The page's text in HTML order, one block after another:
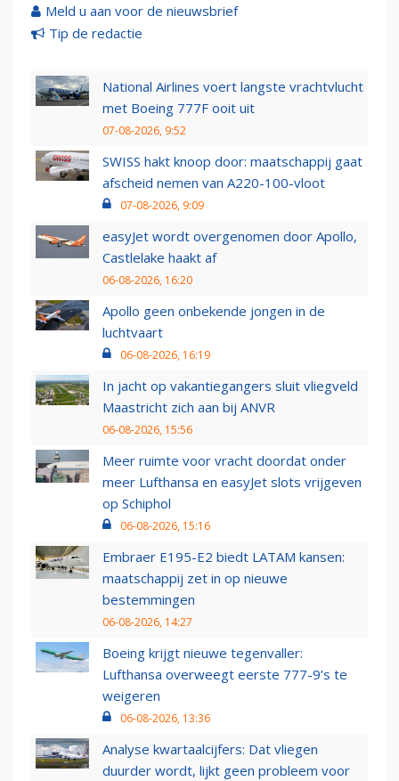
Meld u aan voor de nieuwsbrief
Tip de redactie
National Airlines voert langste vrachtvlucht
met Boeing 777F ooit uit
07-08-2026, 9:52
SWISS hakt knoop door: maatschappij gaat
afscheid nemen van A220-100-vloot
07-08-2026, 9:09
easyJet wordt overgenomen door Apollo,
Castlelake haakt af
06-08-2026, 16:20
Apollo geen onbekende jongen in de
luchtvaart
06-08-2026, 16:19
In jacht op vakantiegangers sluit vliegveld
Maastricht zich aan bij ANVR
06-08-2026, 15:56
Meer ruimte voor vracht doordat onder
meer Lufthansa en easyJet slots vrijgeven
op Schiphol
06-08-2026, 15:16
Embraer E195-E2 biedt LATAM kansen:
maatschappij zet in op nieuwe
bestemmingen
06-08-2026, 14:27
Boeing krijgt nieuwe tegenvaller:
Lufthansa overweegt eerste 777-9’s te
weigeren
06-08-2026, 13:36
Analyse kwartaalcijfers: Dat vliegen
duurder wordt, lijkt geen probleem voor